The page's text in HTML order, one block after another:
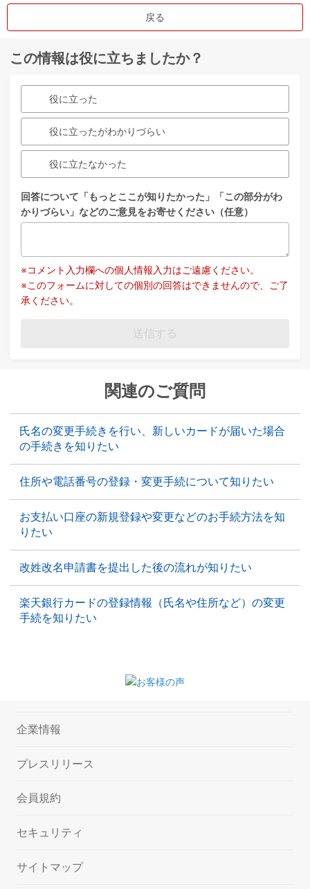
戻る
この情報は役に立ちましたか？
役に立った
役に立ったがわかりづらい
役に立たなかった
回答について「もっとここが知りたかった」「この部分がわ
かりづらい」などのご意見をお寄せください（任意）
※コメント入力欄への個人情報入力はご遠慮ください。
※このフォームに対しての個別の回答はできませんので、ご了
承ください。
送信する
関連のご質問
氏名の変更手続きを行い、新しいカードが届いた場合
の手続きを知りたい
住所や電話番号の登録・変更手続について知りたい
お支払い口座の新規登録や変更などのお手続方法を知
りたい
改姓改名申請書を提出した後の流れが知りたい
楽天銀行カードの登録情報（氏名や住所など）の変更
手続を知りたい
企業情報
プレスリリース
会員規約
セキュリティ
サイトマップ